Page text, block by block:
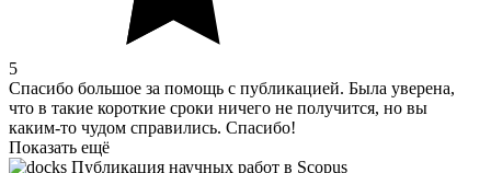
5
Спасибо большое за помощь с публикацией. Была уверена,
что в такие короткие сроки ничего не получится, но вы
каким-то чудом справились. Спасибо!
Показать ещё
Публикация научных работ в Scopus